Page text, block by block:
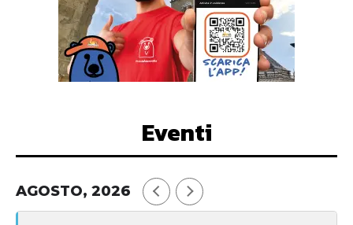
Eventi
AGOSTO, 2026